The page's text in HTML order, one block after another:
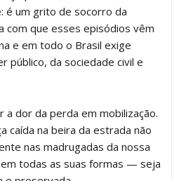
é um grito de socorro da
com que esses episódios vêm
e em todo o Brasil exige
público, da sociedade civil e
a dor da perda em mobilização.
caída na beira da estrada não
nas madrugadas da nossa
todas as suas formas — seja